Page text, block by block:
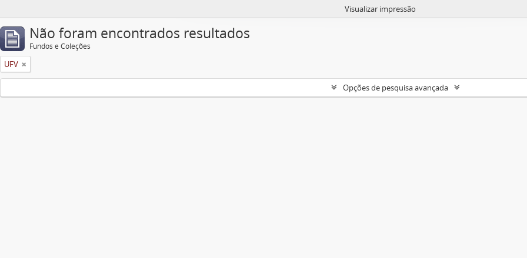
Visualizar impressão
Não foram encontrados resultados
Fundos e Coleções
UFV
Opções de pesquisa avançada